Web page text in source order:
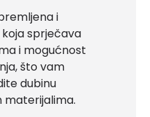
i
sprječava
i mogućnost
što vam
dubinu
materijalima.